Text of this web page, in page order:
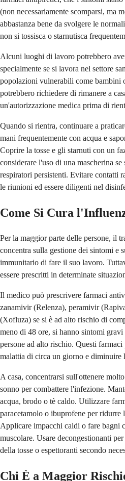
(non necessariamente scomparsi, ma
abbastanza bene da svolgere le
non si tossisca o starnutisca
Alcuni luoghi di lavoro potrebbero
specialmente se si lavora nel settore
popolazioni vulnerabili come bambini
potrebbero richiedere di rimanere a
un'autorizzazione medica prima di
Quando si rientra, continuare a
mani frequentemente con acqua e
Coprire la tosse e gli starnuti con un
considerare l'uso di una mascherina
respiratori persistenti. Evitare contatti
le riunioni ed essere diligenti nel
Come Si Cura
Per la maggior parte delle persone, il
concentra sulla gestione dei sintomi e
immunitario di fare il suo lavoro.
essere prescritti in determinate
Il medico può prescrivere farmaci
zanamivir (Relenza), peramivir
(Xofluza) se si è ad alto rischio di
meno di 48 ore, si hanno sintomi
persone ad alto rischio. Questi
malattia di circa un giorno e diminuire
A casa, concentrarsi sull'ottenere
sonno per combattere l'infezione.
acqua, brodo o tè caldo. Utilizzare
paracetamolo o ibuprofene per ridurre
Applicare impacchi caldi o fare bagni
muscolare. Usare decongestionanti
della tosse o espettoranti secondo
Chi È a Maggior